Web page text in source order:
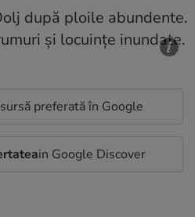
preferată în Google
in Google Discover